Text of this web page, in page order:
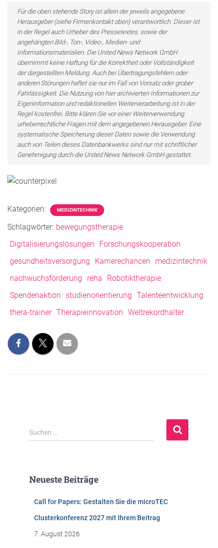
Für die oben stehende Story ist allein der jeweils angegebene
Herausgeber (siehe Firmenkontakt oben) verantwortlich. Dieser ist
in der Regel auch Urheber des Pressetextes, sowie der
angehängten Bild-, Ton-, Video-, Medien- und
Informationsmaterialien. Die United News Network GmbH
übernimmt keine Haftung für die Korrektheit oder Vollständigkeit
der dargestellten Meldung. Auch bei Übertragungsfehlern oder
anderen Störungen haftet sie nur im Fall von Vorsatz oder grober
Fahrlässigkeit. Die Nutzung von hier archivierten Informationen zur
Eigeninformation und redaktionellen Weiterverarbeitung ist in der
Regel kostenfrei. Bitte klären Sie vor einer Weiterverwendung
urheberrechtliche Fragen mit dem angegebenen Herausgeber. Eine
systematische Speicherung dieser Daten sowie die Verwendung
auch von Teilen dieses Datenbankwerks sind nur mit schriftlicher
Genehmigung durch die United News Network GmbH gestattet.
Kategorien: MEDIZINTECHNIK
Schlagwörter: bewegungstherapie
Digitalisierungslösungen
Forschungskooperation
gesundheitsversorgung
Karrierechancen
medizintechnik
nachwuchsförderung
reha
Robotiktherapie
Spendenaktion
studienorientierung Talenteentwicklung
thera-trainer Therapieinnovation Weltrekordhalter
S
u
n
Suchen …
Neueste Beiträge
Call for Papers: Gestalten Sie die microTEC
Clusterkonferenz 2027 mit Ihrem Beitrag
7. August 2026